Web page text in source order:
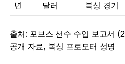
년
달러
복싱 경기
출처: 포브스 선수 수입 보고서
공개 자료, 복싱 프로모터 성명